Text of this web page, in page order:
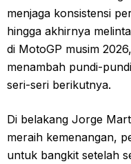
menjaga konsistensi
hingga akhirnya
di MotoGP musim
menambah pundi-
seri-seri berikutnya.
Di belakang Jorge
meraih kemenangan,
untuk bangkit setelah